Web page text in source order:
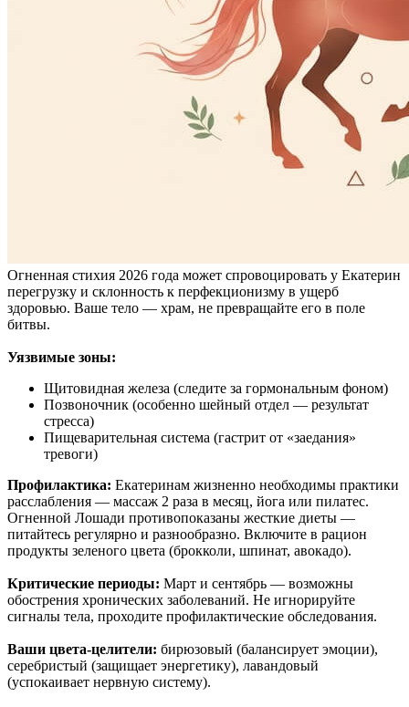
Огненная стихия 2026 года может спровоцировать у Екатерин
перегрузку и склонность к перфекционизму в ущерб
здоровью. Ваше тело — храм, не превращайте его в поле
битвы.
Уязвимые зоны:
Щитовидная железа (следите за гормональным фоном)
Позвоночник (особенно шейный отдел — результат
стресса)
Пищеварительная система (гастрит от «заедания»
тревоги)
Профилактика: Екатеринам жизненно необходимы практики
расслабления — массаж 2 раза в месяц, йога или пилатес.
Огненной Лошади противопоказаны жесткие диеты —
питайтесь регулярно и разнообразно. Включите в рацион
продукты зеленого цвета (брокколи, шпинат, авокадо).
Критические периоды: Март и сентябрь — возможны
обострения хронических заболеваний. Не игнорируйте
сигналы тела, проходите профилактические обследования.
Ваши цвета-целители: бирюзовый (балансирует эмоции),
серебристый (защищает энергетику), лавандовый
(успокаивает нервную систему).